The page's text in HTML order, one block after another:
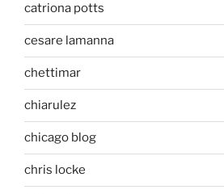
catriona potts
cesare lamanna
chettimar
chiarulez
chicago blog
chris locke